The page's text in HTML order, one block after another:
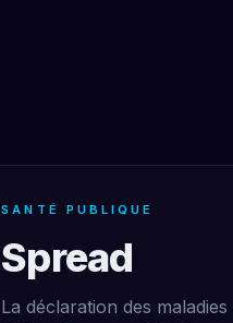
SANTÉ PUBLIQUE
Spread
La déclaration des maladies